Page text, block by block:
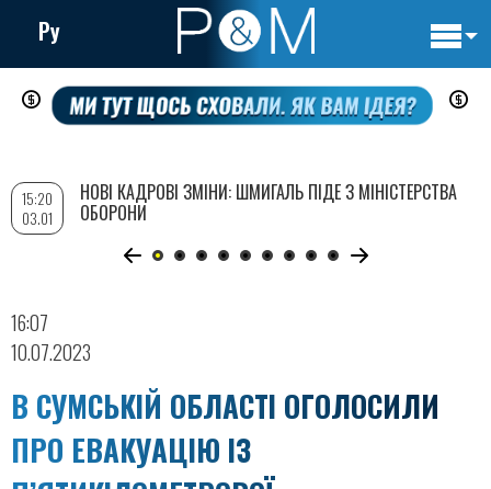
Перейти
до
вмісту
Ру
16:07
10.07.2023
В СУМСЬКІЙ ОБЛАСТІ ОГОЛОСИЛИ
ПРО ЕВАКУАЦІЮ ІЗ
15:20
03.01
НОВІ КАДРОВІ ЗМІНИ: ШМИГАЛЬ ПІДЕ З МІНІСТЕРСТВА
ОБОРОНИ